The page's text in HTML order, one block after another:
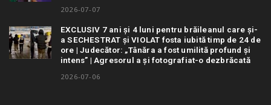
2026-07-07
EXCLUSIV 7 ani și 4 luni pentru brăileanul care și-
a SECHESTRAT și VIOLAT fosta iubită timp de 24 de
ore | Judecător: „Tânăra a fost umilită profund și
intens” | Agresorul a și fotografiat-o dezbrăcată
2026-07-06